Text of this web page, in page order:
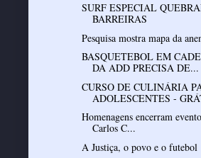
SURF ESPECIAL
BARREIRAS
Pesquisa mostra mapa da
BASQUETEBOL EM
DA ADD PRECISA DE...
CURSO DE CULINÁRIA
ADOLESCENTES -
Homenagens encerram
Carlos C...
A Justiça, o povo e o futebol